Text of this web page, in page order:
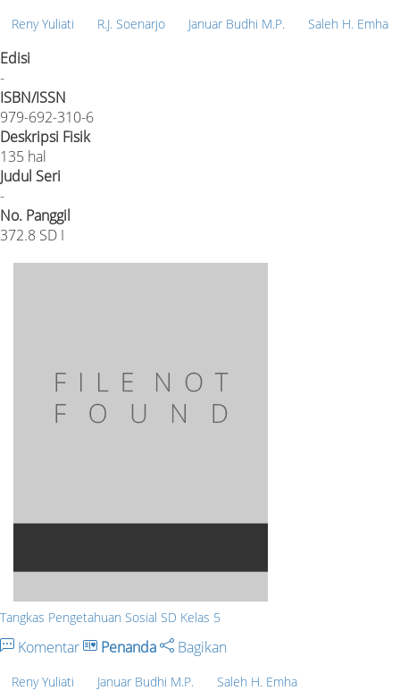
Reny Yuliati R.J. Soenarjo Januar Budhi M.P. Saleh H. Emha
Edisi
-
ISBN/ISSN
979-692-310-6
Deskripsi Fisik
135 hal
Judul Seri
-
No. Panggil
372.8 SD I
Tangkas Pengetahuan Sosial SD Kelas 5
Komentar Penanda Bagikan
Reny Yuliati Januar Budhi M.P. Saleh H. Emha